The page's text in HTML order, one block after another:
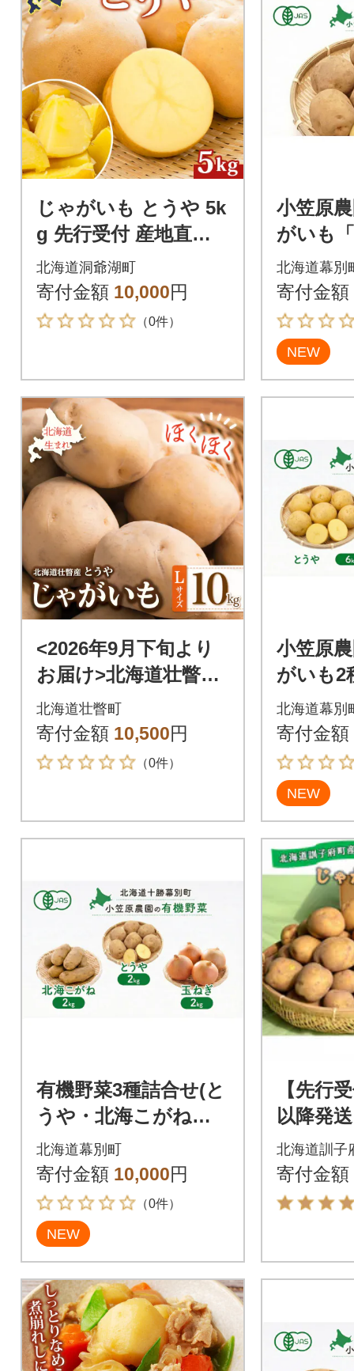
じゃがいも とうや 5k
g 先行受付 産地直送
北海道 洞爺湖 2026年
9月下旬以降発送予定
北海道洞爺湖町
寄付金額 10,000円
（0件）
小笠原
がいも
g《秋出
北海道幕別
寄付金額
NEW
<2026年9月下旬より
お届け>北海道壮瞥町
産じゃがいも(とうや)
Lサイズ10kg SBTN00
5
北海道壮瞥町
寄付金額 10,500円
（0件）
小笠原
がいも2
海こが
荷先行
8]
北海道幕別
寄付金額
NEW
有機野菜3種詰合せ(と
うや・北海こがね・
玉ねぎ)各2kg《秋出荷
先行予約》[53691406]
北海道幕別町
寄付金額 10,000円
（0件）
NEW
【先行
以降発
じゃが
や」
北海道訓子
寄付金額